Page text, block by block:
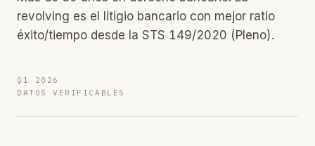
revolving es el litigio bancario con mejor ratio
éxito/tiempo desde la STS 149/2020 (Pleno).
Q1 2026
DATOS VERIFICABLES